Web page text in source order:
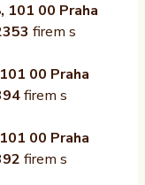
101 00 Praha
firem s
00 Praha
firem s
00 Praha
firem s